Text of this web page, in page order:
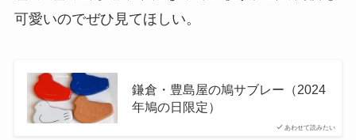
可愛いのでぜひ見てほしい。
あわせて読みたい
鎌倉・豊島屋の鳩サブレー（2024
年鳩の日限定）